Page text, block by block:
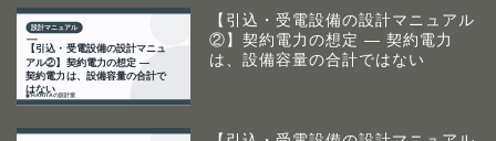
【引込・受電設備の設計マニュアル
②】契約電力の想定 ― 契約電力
は、設備容量の合計ではない